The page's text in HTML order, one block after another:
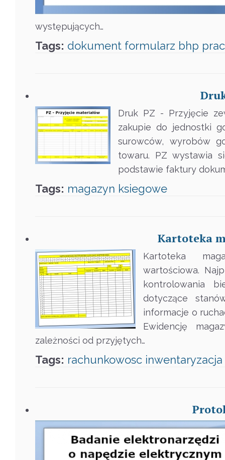
występujących…
Tags: dokument formularz bhp
Druk PZ - Przyjęcie
zakupie do jednostki
surowców, wyrobów
towaru. PZ wystawia
podstawie faktury
Tags: magazyn ksiegowe
Kartoteka
Kartoteka
wartościowa.
kontrolowania
dotyczące
informacje o
Ewidencję
zależności od przyjętych…
Tags: rachunkowosc inwentaryzacja